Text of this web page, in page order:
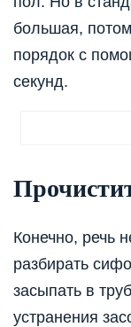
большая,
порядок с
секунд.
Конечно, речь
разбирать
засыпать в
устранения